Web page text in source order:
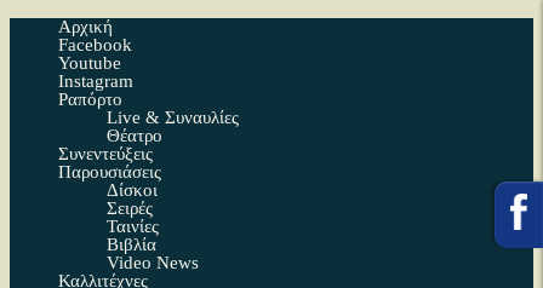
Αρχική
Facebook
Youtube
Instagram
Ραπόρτο
Live & Συναυλίες
Θέατρο
Συνεντεύξεις
Παρουσιάσεις
Δίσκοι
Σειρές
Ταινίες
Βιβλία
Video News
Καλλιτέχνες